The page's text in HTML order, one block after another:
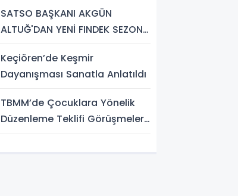
SATSO BAŞKANI AKGÜN
ALTUĞ'DAN YENİ FINDEK SEZONU
Keçiören’de Keşmir
Dayanışması Sanatla Anlatıldı
TBMM’de Çocuklara Yönelik
Düzenleme Teklifi Görüşmeleri